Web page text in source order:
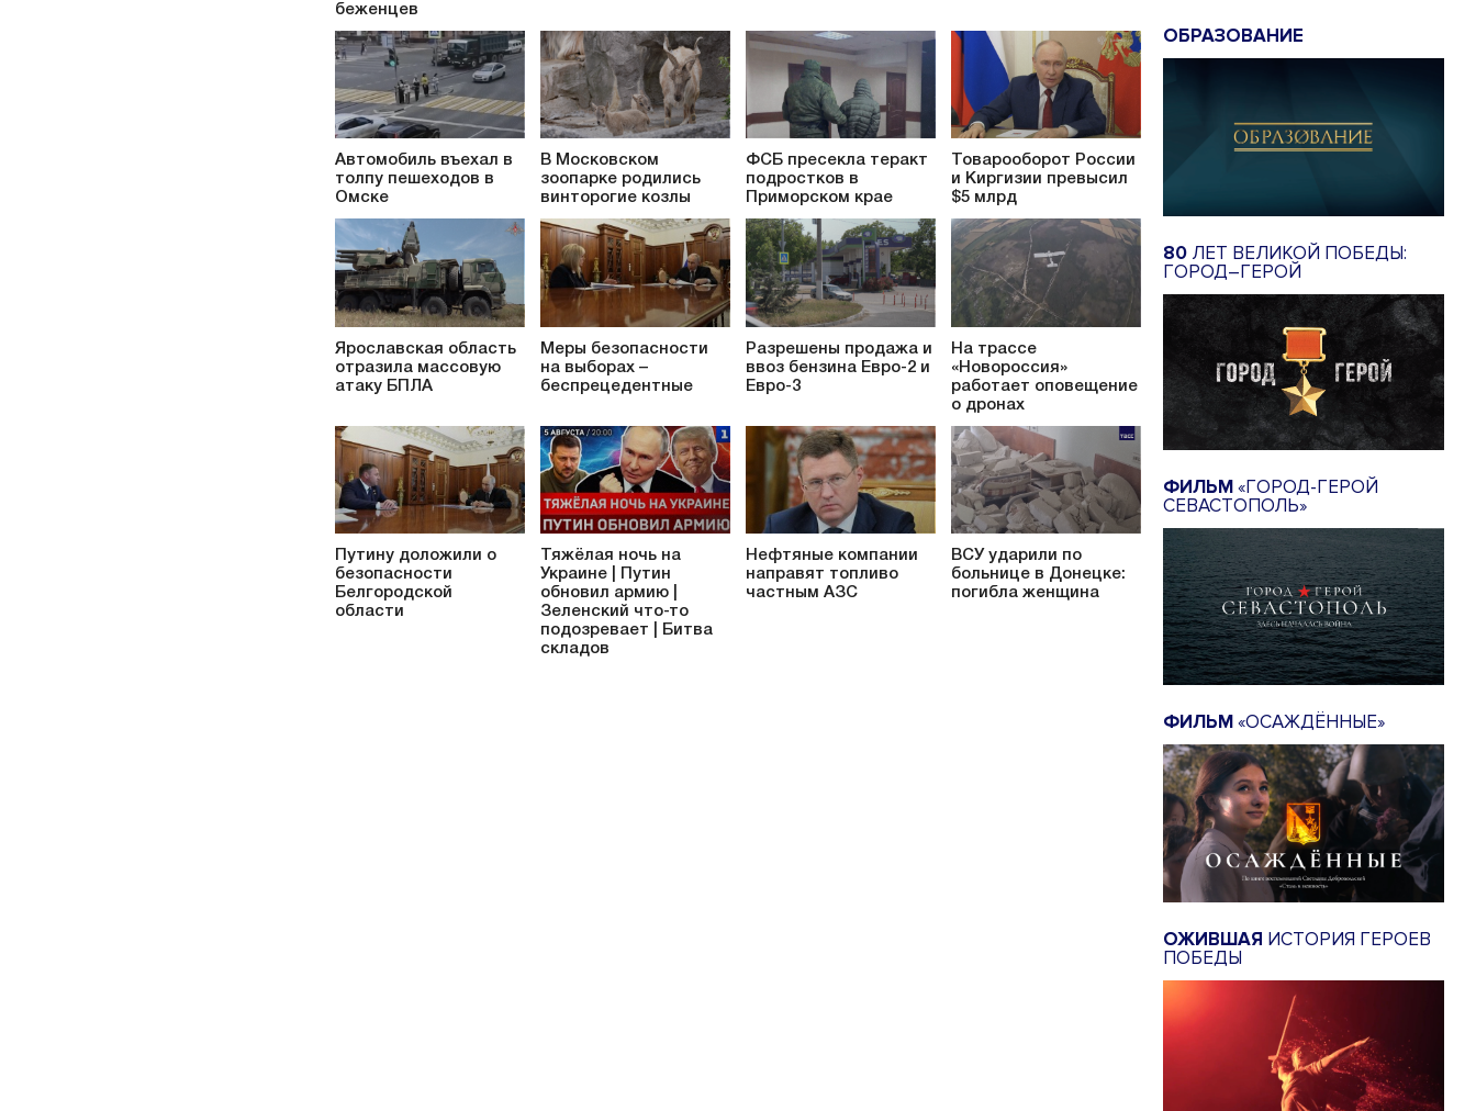
беженцев
Автомобиль въехал в
толпу пешеходов в
Омске
В Московском
зоопарке родились
винторогие козлы
ФСБ пресекла теракт
подростков в
Приморском крае
Товарооборот России
и Киргизии превысил
$5 млрд
Ярославская область
отразила массовую
атаку БПЛА
Меры безопасности
на выборах –
беспрецедентные
Разрешены продажа и
ввоз бензина Евро-2 и
Евро-3
На трассе
«Новороссия»
работает оповещение
о дронах
Путину доложили о
безопасности
Белгородской
области
Тяжёлая ночь на
Украине | Путин
обновил армию |
Зеленский что-то
подозревает | Битва
складов
Нефтяные компании
направят топливо
частным АЗС
ВСУ ударили по
больнице в Донецке:
погибла женщина
ОБРАЗОВАНИЕ
80 ЛЕТ ВЕЛИКОЙ ПОБЕДЫ:
ГОРОД–ГЕРОЙ
ФИЛЬМ«ГОРОД-ГЕРОЙ
СЕВАСТОПОЛЬ»
ФИЛЬМ«ОСАЖДЁННЫЕ»
ОЖИВШАЯ ИСТОРИЯ ГЕРОЕВ
ПОБЕДЫ